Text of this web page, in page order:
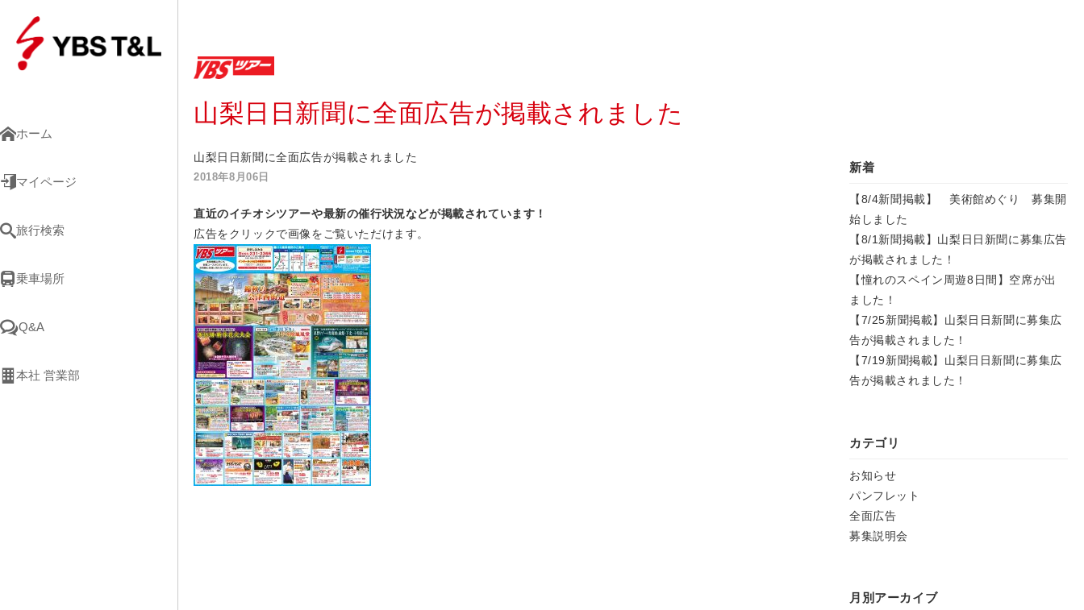
ホーム
マイページ
旅行検索
乗車場所
Q&A
本社 営業部
山梨日日新聞に全面広告が掲載されました
山梨日日新聞に全面広告が掲載されました
2018年8月06日
直近のイチオシツアーや最新の催行状況などが掲載されています！
広告をクリックで画像をご覧いただけます。
新着
【8/4新聞掲載】 美術館めぐり 募集開
始しました
【8/1新聞掲載】山梨日日新聞に募集広告
が掲載されました！
【憧れのスペイン周遊8日間】空席が出
ました！
【7/25新聞掲載】山梨日日新聞に募集広
告が掲載されました！
【7/19新聞掲載】山梨日日新聞に募集広
告が掲載されました！
カテゴリ
お知らせ
パンフレット
全面広告
募集説明会
月別アーカイブ